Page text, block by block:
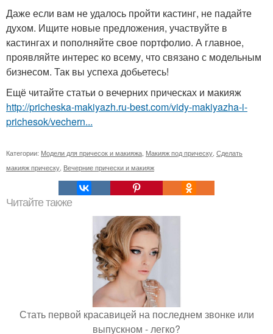
Даже если вам не удалось пройти кастинг, не падайте
духом. Ищите новые предложения, участвуйте в
кастингах и пополняйте свое портфолио. А главное,
проявляйте интерес ко всему, что связано с модельным
бизнесом. Так вы успеха добьетесь!
Ещё читайте статьи о вечерних прическах и макияж
http://pricheska-makiyazh.ru-best.com/vidy-makiyazha-i-
prichesok/vechern...
Категории: Модели для причесок и макияжа Макияж под прическу Сделать
макияж прическу Вечерние прически и макияж
Читайте также
Стать первой красавицей на последнем звонке или
выпускном - легко?